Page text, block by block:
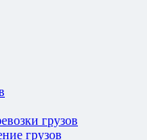
грузов
грузов